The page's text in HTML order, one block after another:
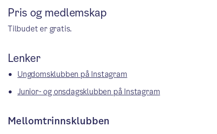
Pris og medlemskap
Tilbudet er gratis.
Lenker
Ungdomsklubben på Instagram
Junior- og onsdagsklubben på Instagram
Mellomtrinnsklubben